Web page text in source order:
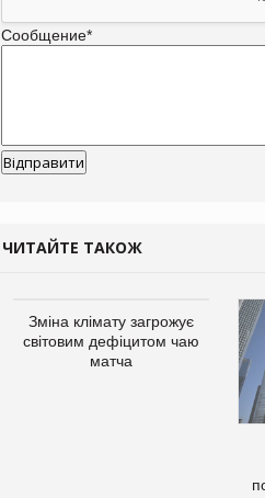
Сообщение*
ЧИТАЙТЕ ТАКОЖ
Зміна клімату загрожує
світовим дефіцитом чаю
матча